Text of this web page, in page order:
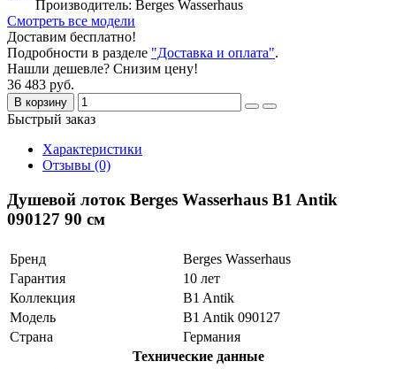
Производитель: Berges Wasserhaus
Смотреть все модели
Доставим бесплатно!
Подробности в разделе "Доставка и оплата".
Нашли дешевле? Снизим цену!
36 483 руб.
В корзину
Быстрый заказ
Характеристики
Отзывы (0)
Душевой лоток Berges Wasserhaus B1 Antik
090127 90 см
Бренд
Berges Wasserhaus
Гарантия
10 лет
Коллекция
B1 Antik
Модель
B1 Antik 090127
Страна
Германия
Технические данные